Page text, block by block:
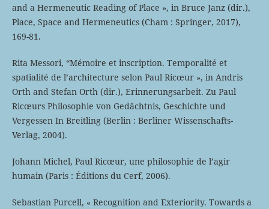
and a Hermeneutic Reading of Place », in Bruce Janz (dir.),
Place, Space and Hermeneutics (Cham : Springer, 2017),
169-81.
Rita Messori, “Mémoire et inscription. Temporalité et
spatialité de l’architecture selon Paul Ricœur », in Andris
Orth and Stefan Orth (dir.), Erinnerungsarbeit. Zu Paul
Ricœurs Philosophie von Gedächtnis, Geschichte und
Vergessen In Breitling (Berlin : Berliner Wissenschafts-
Verlag, 2004).
Johann Michel, Paul Ricœur, une philosophie de l’agir
humain (Paris : Éditions du Cerf, 2006).
Sebastian Purcell, « Recognition and Exteriority. Towards a